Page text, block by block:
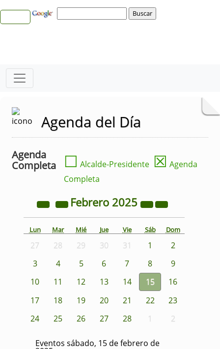
Agenda del Día
Agenda
Completa
☐ Alcalde-Presidente ☒ Agenda
Completa
Febrero 2025
Lun Mar Mié Jue Vie Sáb Dom
27 28 29 30 31 1
2
3
4 5 6 7 8
9
10
11 12 13 14 15
16
17
18 19 20 21 22
23
24
25 26 27 28 1 2
Eventos sábado, 15 de febrero de